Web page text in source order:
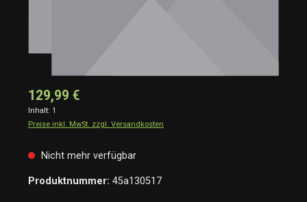
129,99 €
Inhalt: 1
Preise inkl. MwSt. zzgl. Versandkosten
Nicht mehr verfügbar
Produktnummer: 45a130517